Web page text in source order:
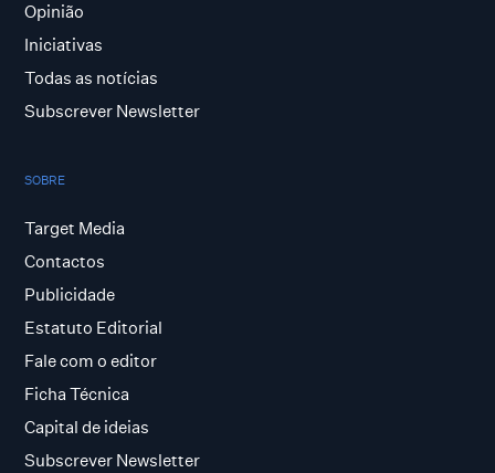
Opinião
Iniciativas
Todas as notícias
Subscrever Newsletter
SOBRE
Target Media
Contactos
Publicidade
Estatuto Editorial
Fale com o editor
Ficha Técnica
Capital de ideias
Subscrever Newsletter